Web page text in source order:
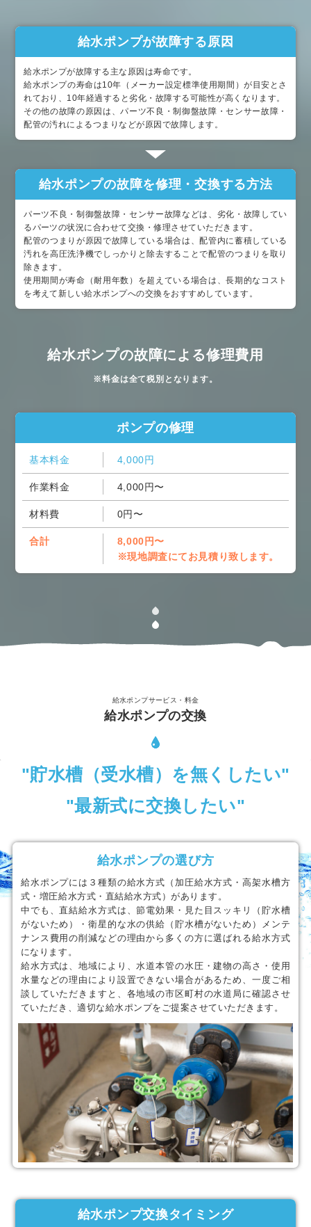
給水ポンプが故障する原因
給水ポンプが故障する主な原因は寿命です。
給水ポンプの寿命は10年（メーカー設定標準使用期間）が目安とさ
れており、10年経過すると劣化・故障する可能性が高くなります。
その他の故障の原因は、パーツ不良・制御盤故障・センサー故障・
配管の汚れによるつまりなどが原因で故障します。
給水ポンプの故障を修理・交換する方法
パーツ不良・制御盤故障・センサー故障などは、劣化・故障してい
るパーツの状況に合わせて交換・修理させていただきます。
配管のつまりが原因で故障している場合は、配管内に蓄積している
汚れを高圧洗浄機でしっかりと除去することで配管のつまりを取り
除きます。
使用期間が寿命（耐用年数）を超えている場合は、長期的なコスト
を考えて新しい給水ポンプへの交換をおすすめしています。
給水ポンプの故障による修理費用
※料金は全て税別となります。
ポンプの修理
基本料金 4,000円
作業料金 4,000円〜
材料費 0円〜
合計
8,000円〜
※現地調査にてお見積り致します。
給水ポンプサービス・料金
給水ポンプの交換
"貯水槽（受水槽）を無くしたい"
"最新式に交換したい"
給水ポンプの選び方
給水ポンプには３種類の給水方式（加圧給水方式・高架水槽方
式・増圧給水方式・直結給水方式）があります。
中でも、直結給水方式は、節電効果・見た目スッキリ（貯水槽
がないため）・衛星的な水の供給（貯水槽がないため）メンテ
ナンス費用の削減などの理由から多くの方に選ばれる給水方式
になります。
給水方式は、地域により、水道本管の水圧・建物の高さ・使用
水量などの理由により設置できない場合があるため、一度ご相
談していただきますと、各地域の市区町村の水道局に確認させ
ていただき、適切な給水ポンプをご提案させていただきます。
給水ポンプ交換タイミング